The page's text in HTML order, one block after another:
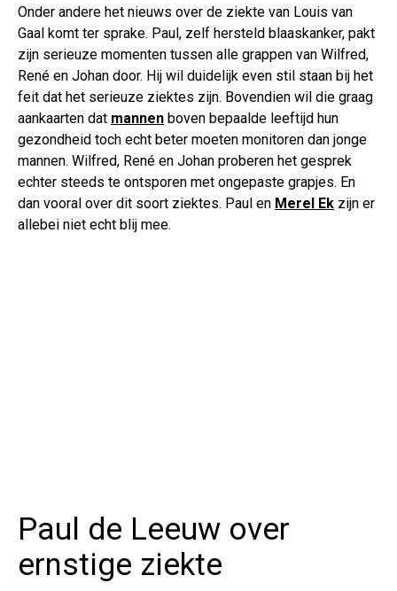
Onder andere het nieuws over de ziekte van Louis van
Gaal komt ter sprake. Paul, zelf hersteld blaaskanker, pakt
zijn serieuze momenten tussen alle grappen van Wilfred,
René en Johan door. Hij wil duidelijk even stil staan bij het
feit dat het serieuze ziektes zijn. Bovendien wil die graag
aankaarten dat mannen boven bepaalde leeftijd hun
gezondheid toch echt beter moeten monitoren dan jonge
mannen. Wilfred, René en Johan proberen het gesprek
echter steeds te ontsporen met ongepaste grapjes. En
dan vooral over dit soort ziektes. Paul en Merel Ek zijn er
allebei niet echt blij mee.
Paul de Leeuw over
ernstige ziekte